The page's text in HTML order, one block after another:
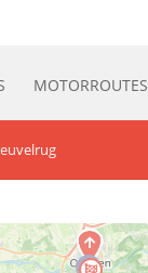
MOTORROUTES